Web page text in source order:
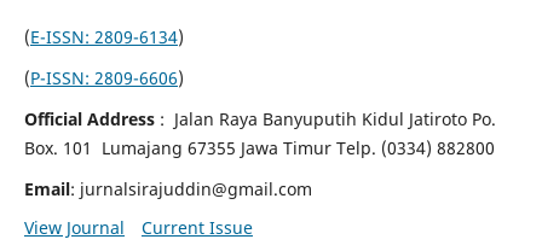
(E-ISSN: 2809-6134)
(P-ISSN: 2809-6606)
Official Address: Jalan Raya Banyuputih Kidul Jatiroto Po.
Box. 101 Lumajang 67355 Jawa Timur Telp. (0334) 882800
Email: jurnalsirajuddin@gmail.com
View Journal
Current Issue